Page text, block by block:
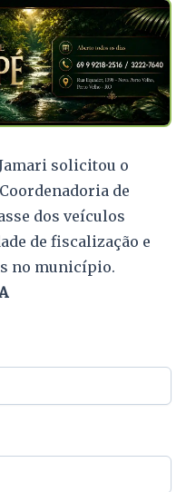
solicitou o
de
dos veículos
de fiscalização e
no município.